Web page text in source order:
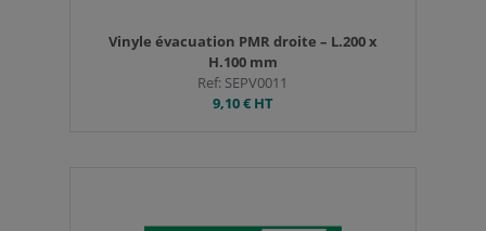
Vinyle évacuation PMR droite – L.200 x
H.100 mm
Ref: SEPV0011
9,10 €HT